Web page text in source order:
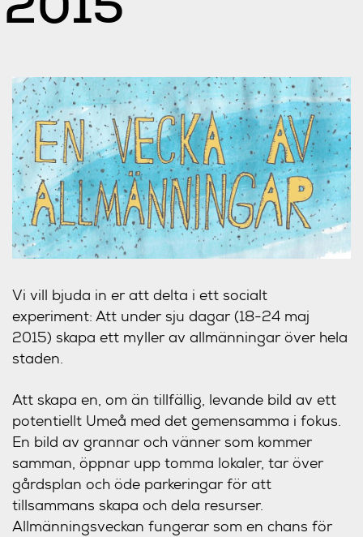
Vi vill bjuda in er att delta i ett socialt
experiment: Att under sju dagar (18-24 maj
2015) skapa ett myller av allmänningar över hela
staden.
Att skapa en, om än tillfällig, levande bild av ett
potentiellt Umeå med det gemensamma i fokus.
En bild av grannar och vänner som kommer
samman, öppnar upp tomma lokaler, tar över
gårdsplan och öde parkeringar för att
tillsammans skapa och dela resurser.
Allmänningsveckan fungerar som en chans för